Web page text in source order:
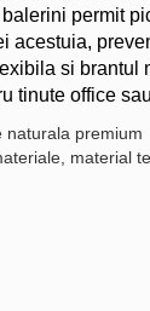
permit
acestuia,
si brantul
tinute office
naturala premium
material